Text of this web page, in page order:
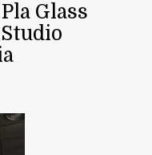
Glass